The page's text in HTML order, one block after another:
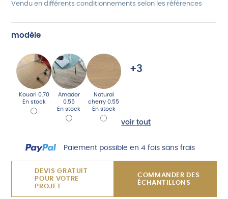
Vendu en différents conditionnements selon les références
modèle
Kouari 0.70
En stock
Amador
0.55
En stock
Natural
cherry 0.55
En stock
+3
voir tout
Paiement possible en 4 fois sans frais
DEVIS GRATUIT
POUR VOTRE
PROJET
COMMANDER DES
ÉCHANTILLONS